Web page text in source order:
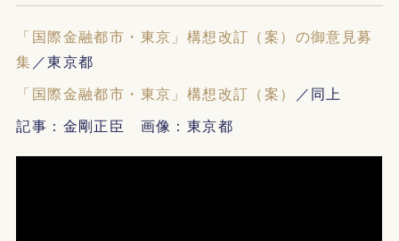
「国際金融都市・東京」構想改訂（案）の御意見募
集 ／東京都
「国際金融都市・東京」構想改訂（案）
／同上
記事：金剛正臣 画像：東京都